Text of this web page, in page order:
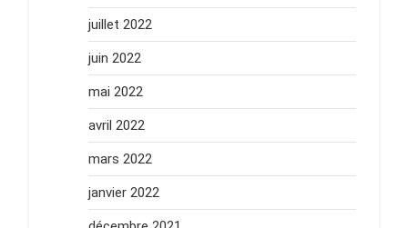
juillet 2022
juin 2022
mai 2022
avril 2022
mars 2022
janvier 2022